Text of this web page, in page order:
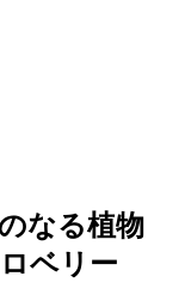
なる植物
ベリー